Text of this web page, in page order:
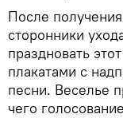
После
сторонники
праздновать
плакатами с
песни. Веселье
чего